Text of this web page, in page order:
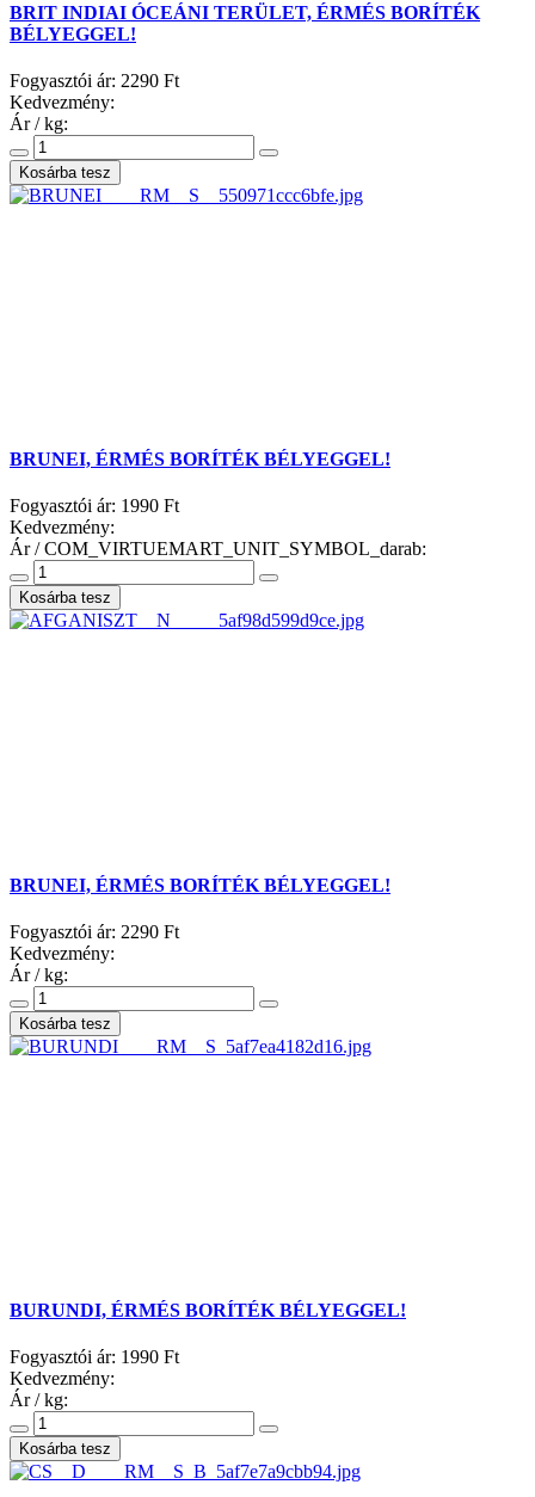
BRIT INDIAI ÓCEÁNI TERÜLET, ÉRMÉS BORÍTÉK
BÉLYEGGEL!
Fogyasztói ár: 2290 Ft
Kedvezmény:
Ár / kg:
BRUNEI, ÉRMÉS BORÍTÉK BÉLYEGGEL!
Fogyasztói ár: 1990 Ft
Kedvezmény:
Ár / COM_VIRTUEMART_UNIT_SYMBOL_darab:
BRUNEI, ÉRMÉS BORÍTÉK BÉLYEGGEL!
Fogyasztói ár: 2290 Ft
Kedvezmény:
Ár / kg:
BURUNDI, ÉRMÉS BORÍTÉK BÉLYEGGEL!
Fogyasztói ár: 1990 Ft
Kedvezmény:
Ár / kg: